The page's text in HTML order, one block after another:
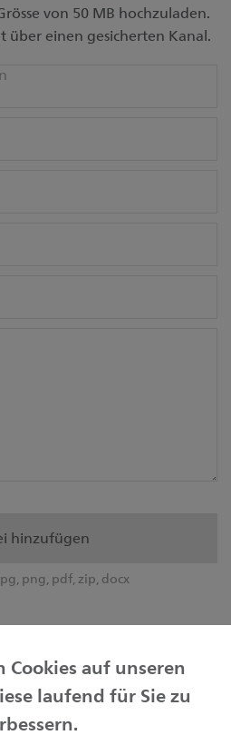
von 50 MB hochzuladen.
einen gesicherten Kanal.
hinzufügen
png, pdf, zip, docx
datenschutz.
auf unseren
laufend für Sie zu